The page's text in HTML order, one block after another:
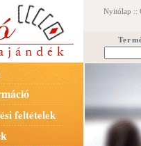
Nyitólap ::
feltételek